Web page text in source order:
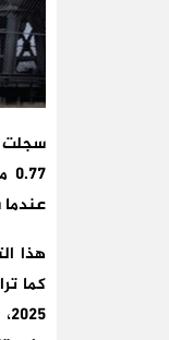
عندما
هذا